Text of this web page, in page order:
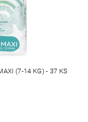
(7-14 KG) - 37 KS